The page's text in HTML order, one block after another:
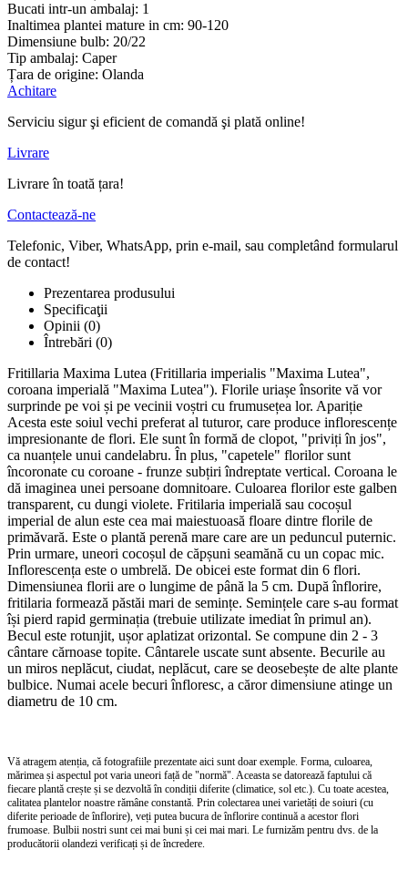
Bucati intr-un ambalaj: 1
Inaltimea plantei mature in cm: 90-120
Dimensiune bulb: 20/22
Tip ambalaj: Сaper
Țara de origine: Olanda
Achitare
Serviciu sigur şi eficient de comandă şi plată online!
Livrare
Livrare în toată țara!
Contactează-ne
Telefonic, Viber, WhatsApp, prin e-mail, sau completând formularul
de contact!
Prezentarea produsului
Specificaţii
Opinii (0)
Întrebări (0)
Fritillaria Maxima Lutea (Fritillaria imperialis "Maxima Lutea",
coroana imperială "Maxima Lutea"). Florile uriașe însorite vă vor
surprinde pe voi și pe vecinii voștri cu frumusețea lor. Apariție
Acesta este soiul vechi preferat al tuturor, care produce inflorescențe
impresionante de flori. Ele sunt în formă de clopot, "priviți în jos",
ca nuanțele unui candelabru. În plus, "capetele" florilor sunt
încoronate cu coroane - frunze subțiri îndreptate vertical. Coroana le
dă imaginea unei persoane domnitoare. Culoarea florilor este galben
transparent, cu dungi violete. Fritilaria imperială sau cocoșul
imperial de alun este cea mai maiestuoasă floare dintre florile de
primăvară. Este o plantă perenă mare care are un peduncul puternic.
Prin urmare, uneori cocoșul de căpșuni seamănă cu un copac mic.
Inflorescența este o umbrelă. De obicei este format din 6 flori.
Dimensiunea florii are o lungime de până la 5 cm. După înflorire,
fritilaria formează păstăi mari de semințe. Semințele care s-au format
își pierd rapid germinația (trebuie utilizate imediat în primul an).
Becul este rotunjit, ușor aplatizat orizontal. Se compune din 2 - 3
cântare cărnoase topite. Cântarele uscate sunt absente. Becurile au
un miros neplăcut, ciudat, neplăcut, care se deosebește de alte plante
bulbice. Numai acele becuri înfloresc, a căror dimensiune atinge un
diametru de 10 cm.
Vă atragem atenția, că fotografiile prezentate aici sunt doar exemple. Forma, culoarea,
mărimea și aspectul pot varia uneori față de "normă". Aceasta se datorează faptului că
fiecare plantă crește și se dezvoltă în condiții diferite (climatice, sol etc.). Cu toate acestea,
calitatea plantelor noastre rămâne constantă. Prin colectarea unei varietăți de soiuri (cu
diferite perioade de înflorire), veți putea bucura de înflorire continuă a acestor flori
frumoase. Bulbii nostri sunt cei mai buni și cei mai mari. Le furnizăm pentru dvs. de la
producătorii olandezi verificați și de încredere.